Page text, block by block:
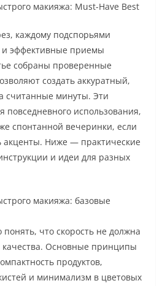
макияжа: Must-Have Best
каждому подспорьями
и эффективные приемы
собраны проверенные
создать аккуратный,
считанные минуты. Эти
повседневного использования,
спонтанной вечеринки, если
акценты. Ниже — практические
и идеи для разных
макияжа: базовые
что скорость не должна
качества. Основные принципы
продуктов,
и минимализм в цветовых